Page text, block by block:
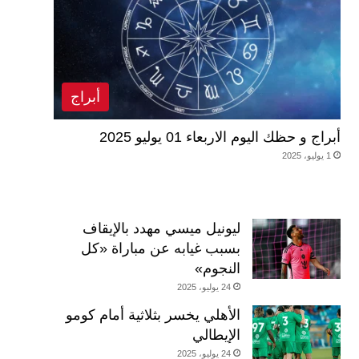
أبراج
أبراج و حظك اليوم الاربعاء 01 يوليو 2025
1 يوليو، 2025
ليونيل ميسي مهدد بالإيقاف
بسبب غيابه عن مباراة «كل
النجوم»
24 يوليو، 2025
الأهلي يخسر بثلاثية أمام كومو
الإيطالي
24 يوليو، 2025